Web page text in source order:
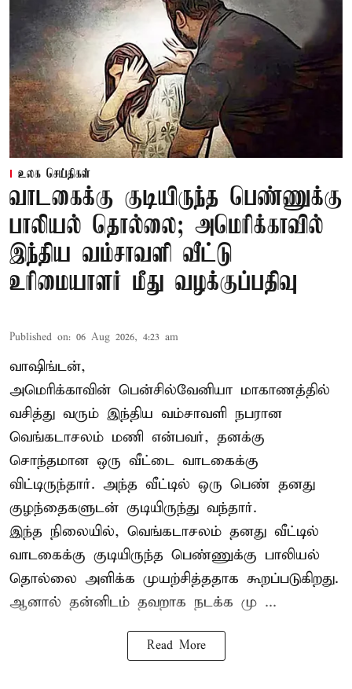
உலக செய்திகள்
வாடகைக்கு குடியிருந்த பெண்ணுக்கு
பாலியல் தொல்லை; அமெரிக்காவில்
இந்திய வம்சாவளி வீட்டு
உரிமையாளர் மீது வழக்குப்பதிவு
Published on: 06 Aug 2026, 4:23 am
வாஷிங்டன்,
அமெரிக்காவின் பென்சில்வேனியா மாகாணத்தில்
வசித்து வரும் இந்திய வம்சாவளி நபரான
வெங்கடாசலம் மணி என்பவர், தனக்கு
சொந்தமான ஒரு வீட்டை வாடகைக்கு
விட்டிருந்தார். அந்த வீட்டில் ஒரு பெண் தனது
குழந்தைகளுடன் குடியிருந்து வந்தார்.
இந்த நிலையில், வெங்கடாசலம் தனது வீட்டில்
வாடகைக்கு குடியிருந்த பெண்ணுக்கு பாலியல்
தொல்லை அளிக்க முயற்சித்ததாக கூறப்படுகிறது.
ஆனால் தன்னிடம் தவறாக நடக்க மு ...
Read More